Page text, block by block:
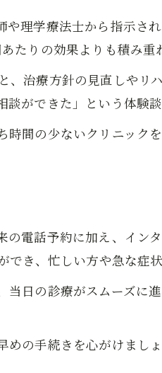
ビリ事情まとめ
新事情を解説
ひざ痛改善の実感
ビリの選択肢
リ動向に注目
理学療法士から指示さ
たりの効果よりも積み重
治療方針の見直しやリ
ができた」という体験談
間の少ないクリニック
電話予約に加え、イン
き、忙しい方や急な症状
日の診療がスムーズに
の手続きを心がけまし